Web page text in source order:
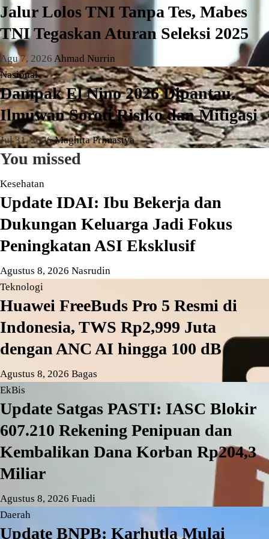
Jalur Lolos TNI Tanpa Tes, Mabes
TNI Tegaskan Aturan Seleksi 2025
Agu 7, 2026 Ahmad Nurrin
Nasional
Dampak El Nino 2026 Dipantau,
Ilmuwan Soroti Risiko dan Mitigasi
Jul 31, 2026Maghita Primastya
You missed
Kesehatan
Update IDAI: Ibu Bekerja dan
Dukungan Keluarga Jadi Fokus
Peningkatan ASI Eksklusif
Agustus 8, 2026 Nasrudin
Teknologi
Huawei FreeBuds Pro 5 Resmi di
Indonesia, TWS Rp2,999 Juta
dengan ANC AI hingga 100 dB
Agustus 8, 2026 Bagas
EkBis
Update Satgas PASTI: IASC Blokir
607.210 Rekening Penipuan dan
Kembalikan Dana Korban Rp204,3
Miliar
Agustus 8, 2026 Fuadi
Daerah
Update BNPB: Karhutla Mulai